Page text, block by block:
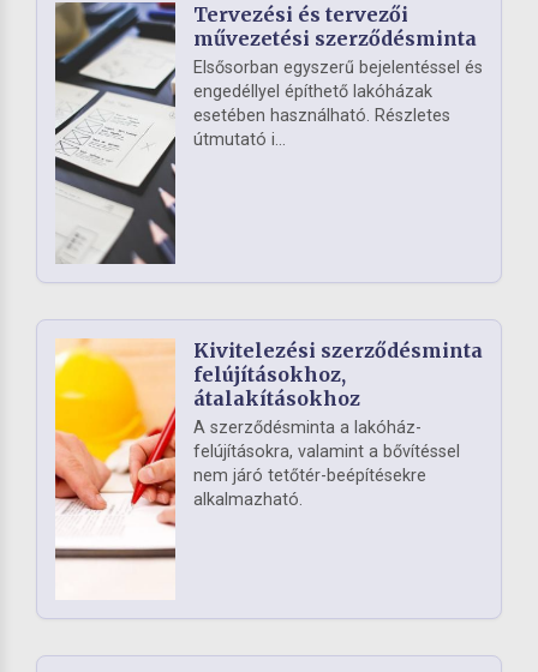
Tervezési és tervezői
művezetési szerződésminta
Elsősorban egyszerű bejelentéssel és
engedéllyel építhető lakóházak
esetében használható. Részletes
útmutató i...
Kivitelezési szerződésminta
felújításokhoz,
átalakításokhoz
A szerződésminta a lakóház-
felújításokra, valamint a bővítéssel
nem járó tetőtér-beépítésekre
alkalmazható.